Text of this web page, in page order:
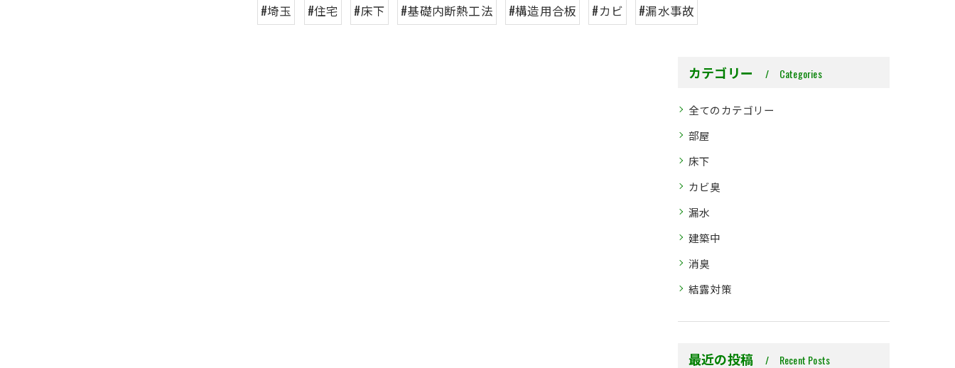
#埼玉 #住宅 #床下 #基礎内断熱工法 #構造用合板 #カビ #漏水事故
カテゴリー Categories
全てのカテゴリー
部屋
床下
カビ臭
漏水
建築中
消臭
結露対策
最近の投稿 Recent Posts